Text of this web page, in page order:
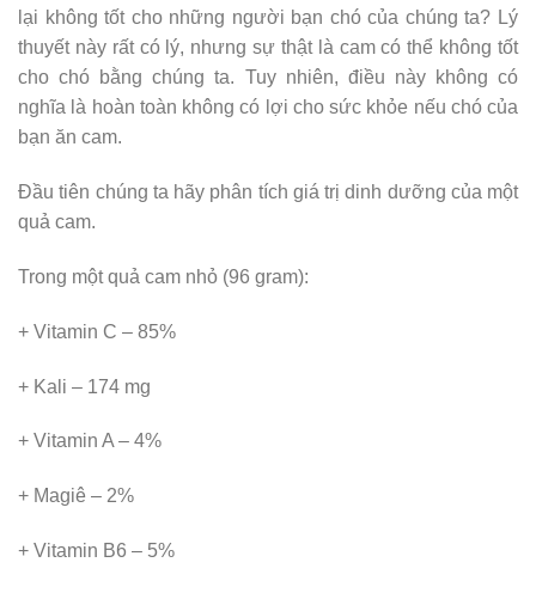
lại không tốt cho những người bạn chó của chúng ta? Lý
thuyết này rất có lý, nhưng sự thật là cam có thể không tốt
cho chó bằng chúng ta. Tuy nhiên, điều này không có
nghĩa là hoàn toàn không có lợi cho sức khỏe nếu chó của
bạn ăn cam.
Đầu tiên chúng ta hãy phân tích giá trị dinh dưỡng của một
quả cam.
Trong một quả cam nhỏ (96 gram):
+ Vitamin C – 85%
+ Kali – 174 mg
+ Vitamin A – 4%
+ Magiê – 2%
+ Vitamin B6 – 5%